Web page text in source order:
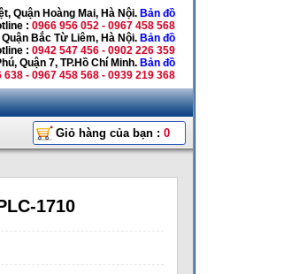
Quận Hoàng Mai, Hà Nội. Bản đồ
: 0966 956 052 - 0967 458 568
Bắc Từ Liêm, Hà Nội. Bản đồ
: 0942 547 456 - 0902 226 359
Quận 7, TP.Hồ Chí Minh. Bản đồ
638 - 0967 458 568 - 0939 219 368
Giỏ hàng của bạn : 0
1710